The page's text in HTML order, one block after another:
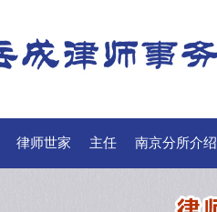
律师世家 主任 南京分所介绍